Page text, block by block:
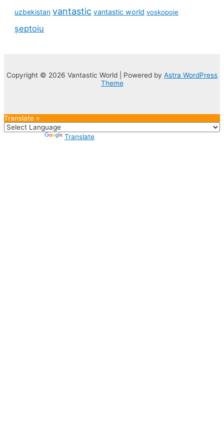
uzbekistan vantastic vantastic world voskopoje
șeptoiu
Copyright © 2026 Vantastic World | Powered by Astra WordPress
Theme
Translate »
Translate